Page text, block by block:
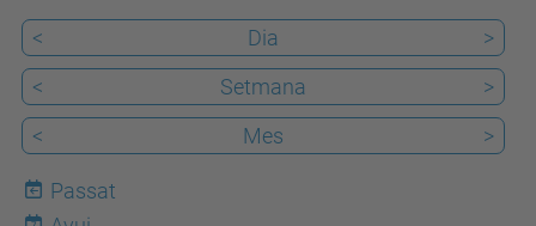
t
s
s
e
s
< Dia
>
<
Setmana
>
<
Mes >
Passat